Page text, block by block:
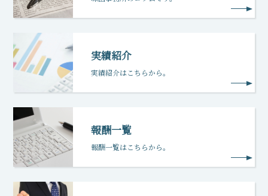
実績紹介
実績紹介はこちらから。
報酬一覧
報酬一覧はこちらから。